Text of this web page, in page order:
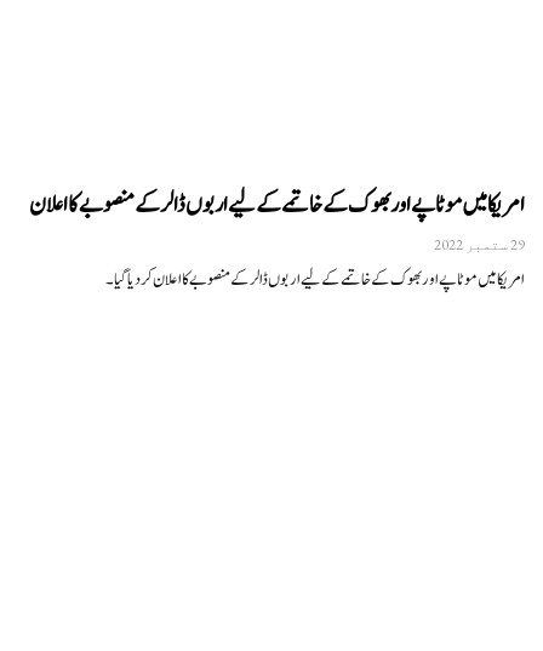
امریکا میں موٹاپے اور بھوک کے خاتمے کے لیے اربوں ڈالر کے منصوبے کا اعلان
29 ستمبر 2022
امریکا میں موٹاپے اور بھوک کے خاتمے کے لیے اربوں ڈالر کے منصوبے کا اعلان کر دیا گیا۔